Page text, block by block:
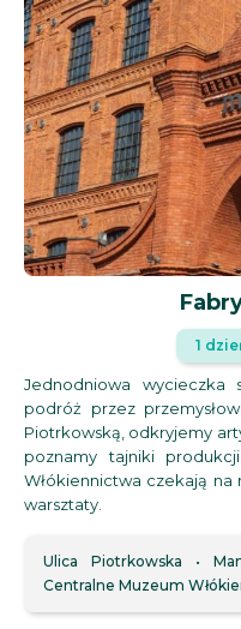
1
Jednodniowa wycieczka
podróż przez
Piotrkowską, odkryjemy
poznamy tajniki
Włókiennictwa czekają
warsztaty.
Ulica Piotrkowska
Centralne Muzeum